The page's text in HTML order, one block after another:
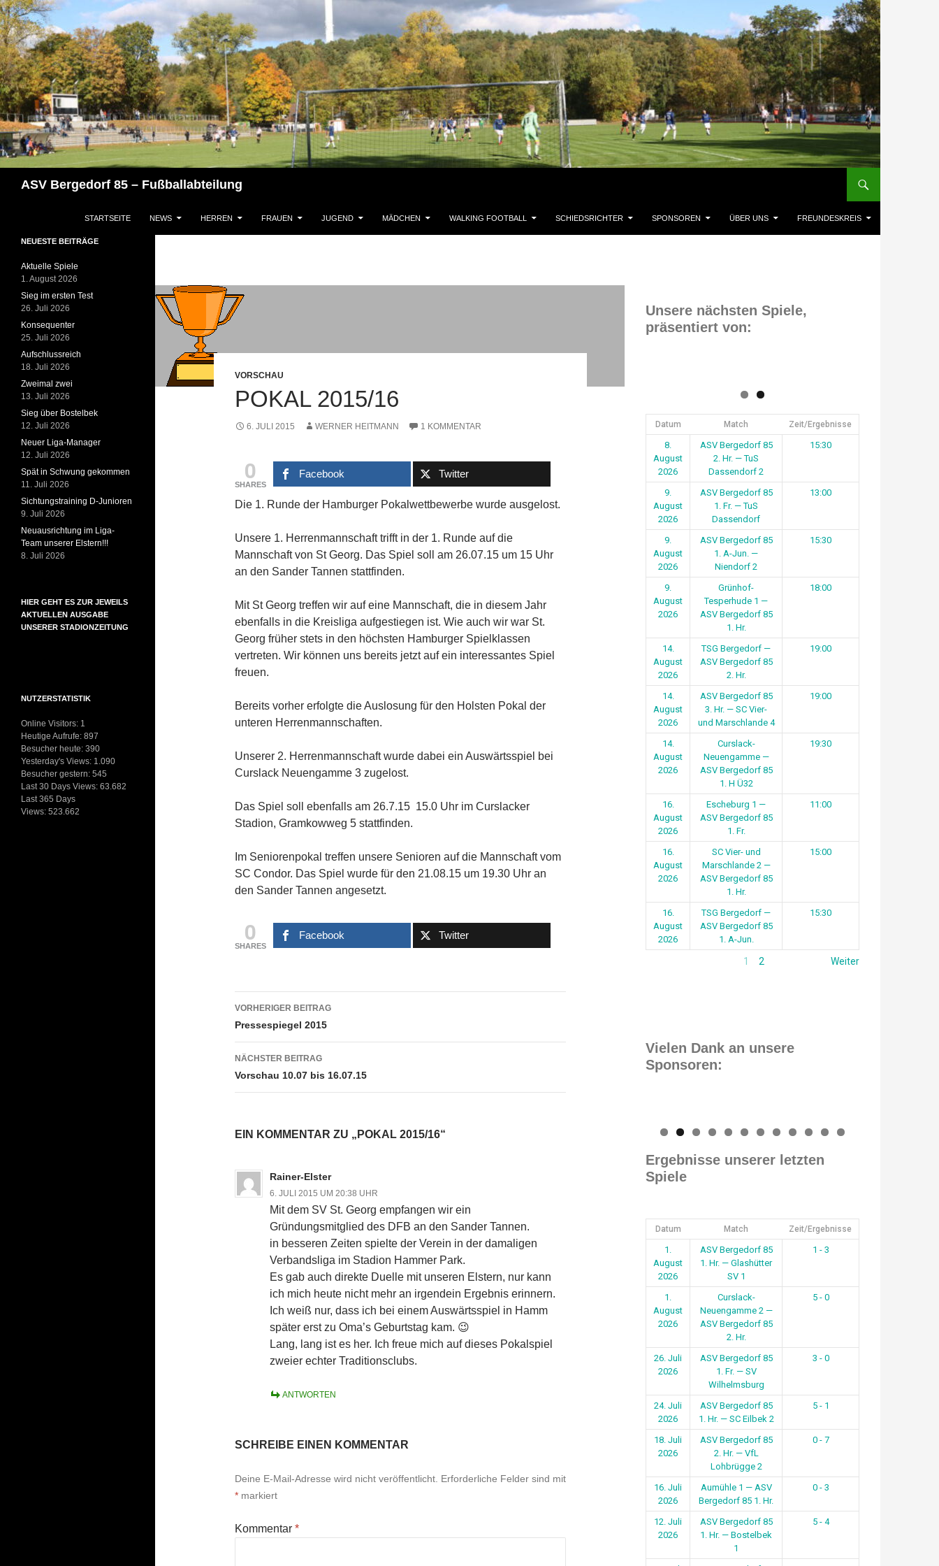
Zum
Inhalt
springen
ASV Bergedorf 85 – Fußballabteilung
STARTSEITE NEWS HERREN FRAUEN JUGEND MÄDCHEN WALKING FOOTBALL SCHIEDSRICHTER SPONSOREN ÜBER UNS FREUNDESKREIS
VORSCHAU
POKAL 2015/16
6. JULI 2015 WERNER HEITMANN 1 KOMMENTAR
0
SHARES
Facebook Twitter
Die 1. Runde der Hamburger Pokalwettbewerbe wurde ausgelost.
Unsere 1. Herrenmannschaft trifft in der 1. Runde auf die
Mannschaft von St Georg. Das Spiel soll am 26.07.15 um 15 Uhr
an den Sander Tannen stattfinden.
Mit St Georg treffen wir auf eine Mannschaft, die in diesem Jahr
ebenfalls in die Kreisliga aufgestiegen ist. Wie auch wir war St.
Georg früher stets in den höchsten Hamburger Spielklassen
vertreten. Wir können uns bereits jetzt auf ein interessantes Spiel
freuen.
Bereits vorher erfolgte die Auslosung für den Holsten Pokal der
unteren Herrenmannschaften.
Unserer 2. Herrenmannschaft wurde dabei ein Auswärtsspiel bei
Curslack Neuengamme 3 zugelost.
Das Spiel soll ebenfalls am 26.7.15 15.0 Uhr im Curslacker
Stadion, Gramkowweg 5 stattfinden.
Im Seniorenpokal treffen unsere Senioren auf die Mannschaft vom
SC Condor. Das Spiel wurde für den 21.08.15 um 19.30 Uhr an
den Sander Tannen angesetzt.
0
SHARES
Facebook Twitter
Beitragsnavigation
VORHERIGER BEITRAG
Pressespiegel 2015
NÄCHSTER BEITRAG
Vorschau 10.07 bis 16.07.15
EIN KOMMENTAR ZU „POKAL 2015/16“
Rainer-Elster
6. JULI 2015 UM 20:38 UHR
Mit dem SV St. Georg empfangen wir ein
Gründungsmitglied des DFB an den Sander Tannen.
in besseren Zeiten spielte der Verein in der damaligen
Verbandsliga im Stadion Hammer Park.
Es gab auch direkte Duelle mit unseren Elstern, nur kann
ich mich heute nicht mehr an irgendein Ergebnis erinnern.
Ich weiß nur, dass ich bei einem Auswärtsspiel in Hamm
später erst zu Oma’s Geburtstag kam. 😉
Lang, lang ist es her. Ich freue mich auf dieses Pokalspiel
zweier echter Traditionsclubs.
ANTWORTEN
SCHREIBE EINEN KOMMENTAR
Deine E-Mail-Adresse wird nicht veröffentlicht. Erforderliche Felder sind mit
* markiert
Kommentar *
Unsere nächsten Spiele,
präsentiert von:
Datum Match Zeit/Ergebnisse
8.
August
2026
ASV Bergedorf 85
2. Hr. — TuS
Dassendorf 2
15:30
9.
August
2026
ASV Bergedorf 85
1. Fr. — TuS
Dassendorf
13:00
9.
August
2026
ASV Bergedorf 85
1. A-Jun. —
Niendorf 2
15:30
9.
August
2026
Grünhof-
Tesperhude 1 —
ASV Bergedorf 85
1. Hr.
18:00
14.
August
2026
TSG Bergedorf —
ASV Bergedorf 85
2. Hr.
19:00
14.
August
2026
ASV Bergedorf 85
3. Hr. — SC Vier-
und Marschlande 4
19:00
14.
August
2026
Curslack-
Neuengamme —
ASV Bergedorf 85
1. H Ü32
19:30
16.
August
2026
Escheburg 1 —
ASV Bergedorf 85
1. Fr.
11:00
16.
August
2026
SC Vier- und
Marschlande 2 —
ASV Bergedorf 85
1. Hr.
15:00
16.
August
2026
TSG Bergedorf —
ASV Bergedorf 85
1. A-Jun.
15:30
1 2 Weiter
Vielen Dank an unsere
Sponsoren:
0 1 2
Ergebnisse unserer letzten
Spiele
Datum Match Zeit/Ergebnisse
1.
August
2026
ASV Bergedorf 85
1. Hr. — Glashütter
SV 1
1 - 3
1.
August
2026
Curslack-
Neuengamme 2 —
ASV Bergedorf 85
2. Hr.
5 - 0
26. Juli
2026
ASV Bergedorf 85
1. Fr. — SV
Wilhelmsburg
3 - 0
24. Juli
2026
ASV Bergedorf 85
1. Hr. — SC Eilbek 2
5 - 1
18. Juli
2026
ASV Bergedorf 85
2. Hr. — VfL
Lohbrügge 2
0 - 7
16. Juli
2026
Aumühle 1 — ASV
Bergedorf 85 1. Hr.
0 - 3
12. Juli
2026
ASV Bergedorf 85
1. Hr. — Bostelbek
1
5 - 4
NEUESTE BEITRÄGE
Aktuelle Spiele
1. August 2026
Sieg im ersten Test
26. Juli 2026
Konsequenter
25. Juli 2026
Aufschlussreich
18. Juli 2026
Zweimal zwei
13. Juli 2026
Sieg über Bostelbek
12. Juli 2026
Neuer Liga-Manager
12. Juli 2026
Spät in Schwung gekommen
11. Juli 2026
Sichtungstraining D-Junioren
9. Juli 2026
Neuausrichtung im Liga-
Team unserer Elstern!!!
8. Juli 2026
HIER GEHT ES ZUR JEWEILS
AKTUELLEN AUSGABE
UNSERER STADIONZEITUNG
NUTZERSTATISTIK
Online Visitors: 1
Heutige Aufrufe: 897
Besucher heute: 390
Yesterday's Views: 1.090
Besucher gestern: 545
Last 30 Days Views: 63.682
Last 365 Days
Views: 523.662